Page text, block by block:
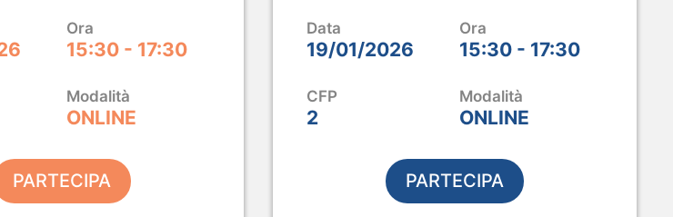
Ora
15:30 - 17:30
Modalità
ONLINE
PARTECIPA
Data Ora
19/01/2026 15:30 - 17:30
CFP Modalità
2 ONLINE
PARTECIPA